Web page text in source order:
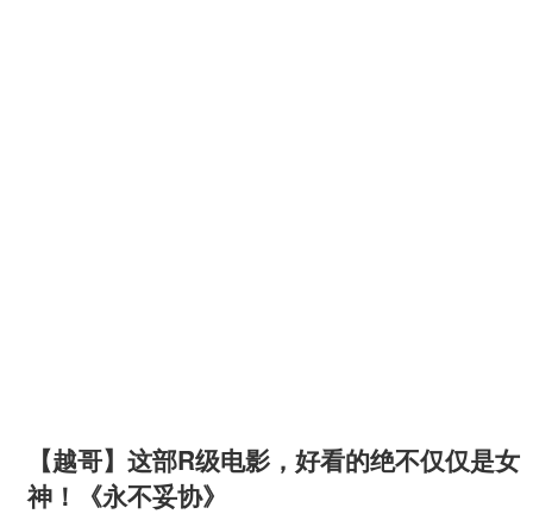
【越哥】这部R级电影，好看的绝不仅仅是女
神！《永不妥协》